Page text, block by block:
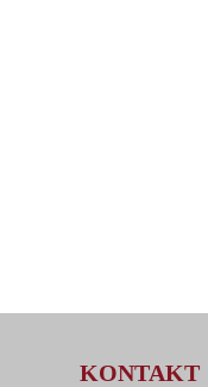
KONTAKT